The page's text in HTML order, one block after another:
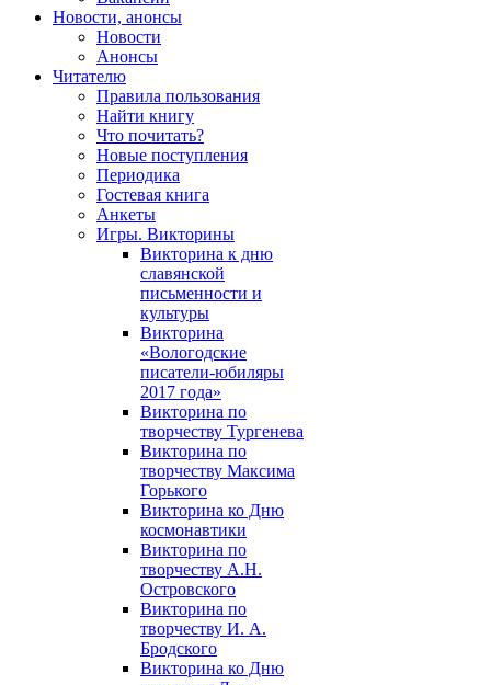
Новости, анонсы
Новости
Анонсы
Читателю
Правила пользования
Найти книгу
Что почитать?
Новые поступления
Периодика
Гостевая книга
Анкеты
Игры. Викторины
Викторина к дню
славянской
письменности и
культуры
Викторина
«Вологодские
писатели-юбиляры
2017 года»
Викторина по
творчеству Тургенева
Викторина по
творчеству Максима
Горького
Викторина ко Дню
космонавтики
Викторина по
творчеству А.Н.
Островского
Викторина по
творчеству И. А.
Бродского
Викторина ко Дню